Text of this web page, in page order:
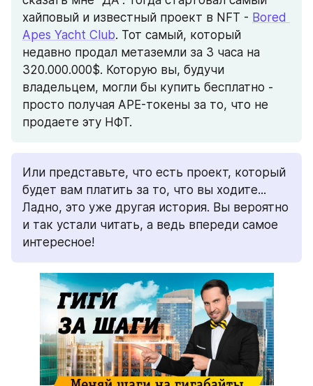
хайповый и известный проект в NFT - Bored
Apes Yacht Club. Тот самый, который
недавно продал метаземли за 3 часа на
320.000.000$. Которую вы, будучи
владельцем, могли бы купить бесплатно -
просто получая APE-токены за то, что не
продаете эту НФТ.
Или представьте, что есть проект, который
будет вам платить за то, что вы ходите...
Ладно, это уже другая история. Вы вероятно
и так устали читать, а ведь впереди самое
интересное!